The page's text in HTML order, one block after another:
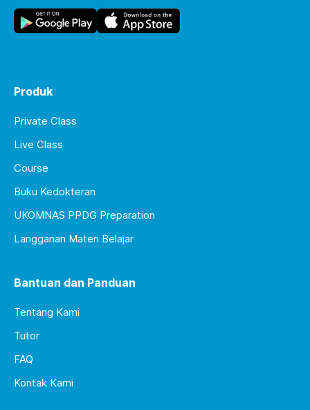
Produk
Private Class
Live Class
Course
Buku Kedokteran
UKOMNAS PPDG Preparation
Langganan Materi Belajar
Bantuan dan Panduan
Tentang Kami
Tutor
FAQ
Kontak Kami